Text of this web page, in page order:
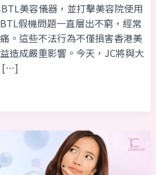
美容儀器，並打擊美容院使用
假機問題一直層出不窮，經常
。這些不法行為不僅損害香港美
造成嚴重影響。今天，JC將與大
[…]